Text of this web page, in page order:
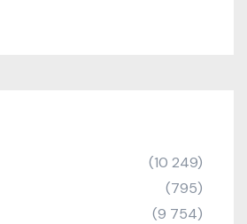
(10 249)
(795)
(9 754)